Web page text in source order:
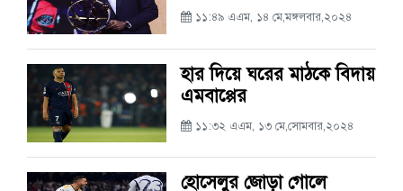
১১:৪৯ এএম, ১৪ মে,মঙ্গলবার,২০২৪
হার দিয়ে ঘরের মাঠকে বিদায়
এমবাপ্পের
১১:৩২ এএম, ১৩ মে,সোমবার,২০২৪
হোসেলুর জোড়া গোলে